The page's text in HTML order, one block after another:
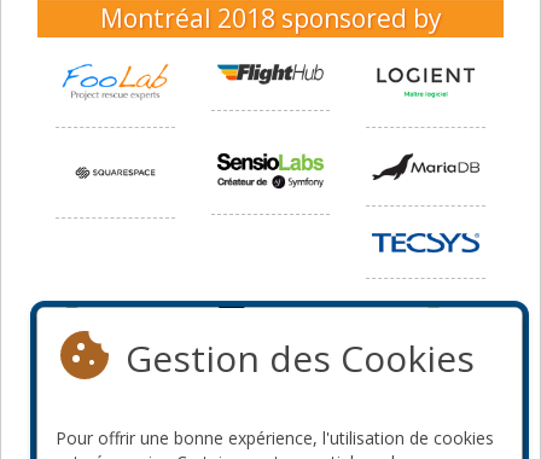
Montréal 2018 sponsored by
Gestion des Cookies
Pour offrir une bonne expérience, l'utilisation de cookies